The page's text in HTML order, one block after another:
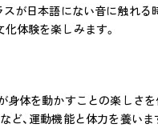
スが日本語にない音に触れる
体験を楽しみます。
身体を動かすことの楽しさ
ど、運動機能と体力を養いま